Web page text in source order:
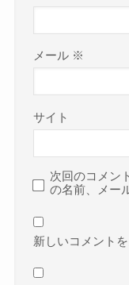
メール ※
サイト
次回のコメン
の名前、メー
新しいコメント